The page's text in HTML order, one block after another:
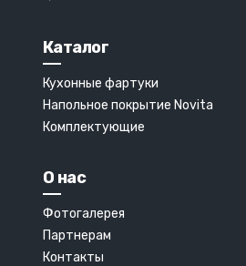
Каталог
Кухонные фартуки
Напольное покрытие Novita
Комплектующие
О нас
Фотогалерея
Партнерам
Контакты